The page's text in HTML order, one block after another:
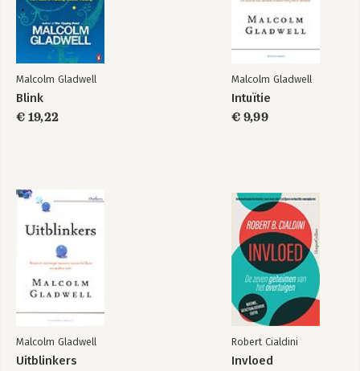
Bekijk alle boeken
Register
Malcolm Gladwell
Blink
€ 19,22
Malcolm Gladwell
Intuïtie
€ 9,99
Malcolm Gladwell
Uitblinkers
Robert Cialdini
Invloed